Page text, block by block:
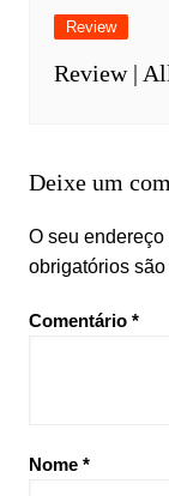
Review
Review |
Deixe um
O seu
obrigatórios
Comentário *
Nome *